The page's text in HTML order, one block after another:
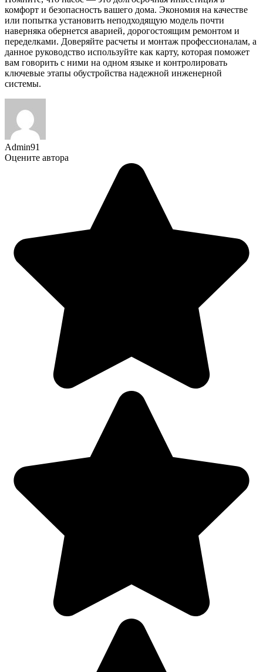
комфорт и безопасность вашего дома. Экономия на качестве
или попытка установить неподходящую модель почти
наверняка обернется аварией, дорогостоящим ремонтом и
переделками. Доверяйте расчеты и монтаж профессионалам, а
данное руководство используйте как карту, которая поможет
вам говорить с ними на одном языке и контролировать
ключевые этапы обустройства надежной инженерной
системы.
Admin91
Оцените автора